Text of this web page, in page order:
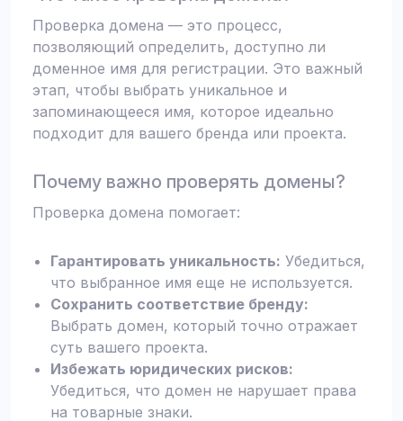
Проверка домена — это процесс,
позволяющий определить, доступно ли
доменное имя для регистрации. Это важный
этап, чтобы выбрать уникальное и
запоминающееся имя, которое идеально
подходит для вашего бренда или проекта.
Почему важно проверять домены?
Проверка домена помогает:
Гарантировать уникальность: Убедиться,
что выбранное имя еще не используется.
Сохранить соответствие бренду:
Выбрать домен, который точно отражает
суть вашего проекта.
Избежать юридических рисков:
Убедиться, что домен не нарушает права
на товарные знаки.